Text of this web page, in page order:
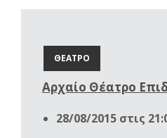
ΘΕΑΤΡΟ
Αρχαίο Θέατρο
28/08/2015 στις